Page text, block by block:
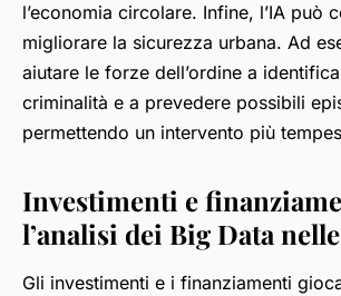
l’economia circolare. Infine, l’IA può
migliorare la sicurezza urbana. Ad
aiutare le forze dell’ordine a
criminalità e a prevedere possibili
permettendo un intervento più
Investimenti e
l’analisi dei Big Data
Gli investimenti e i finanziamenti